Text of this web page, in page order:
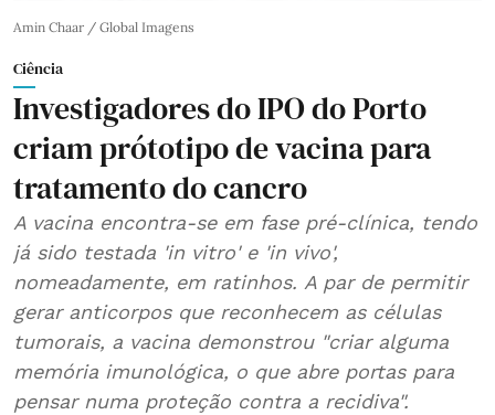
Amin Chaar / Global Imagens
Ciência
Investigadores do IPO do Porto
criam prótotipo de vacina para
tratamento do cancro
A vacina encontra-se em fase pré-clínica, tendo
já sido testada 'in vitro' e 'in vivo',
nomeadamente, em ratinhos. A par de permitir
gerar anticorpos que reconhecem as células
tumorais, a vacina demonstrou "criar alguma
memória imunológica, o que abre portas para
pensar numa proteção contra a recidiva".